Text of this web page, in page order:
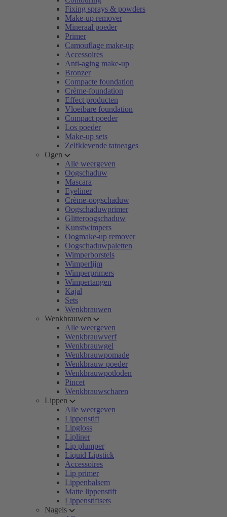
Fixing sprays & powders
Make-up remover
Mineraal poeder
Primer
Camouflage make-up
Accessoires
Anti-aging make-up
Bronzer
Compacte foundation
Crème-foundation
Effect producten
Vloeibare foundation
Compact poeder
Los poeder
Make-up sets
Zelfklevende tatoeages
Ogen
Alle weergeven
Oogschaduw
Mascara
Eyeliner
Crème-oogschaduw
Oogschaduwprimer
Glitteroogschaduw
Kunstwimpers
Oogmake-up remover
Oogschaduwpaletten
Wimperborstels
Wimperlijm
Wimperprimers
Wimpertangen
Kajal
Sets
Wenkbrauwen
Wenkbrauwen
Alle weergeven
Wenkbrauwverf
Wenkbrauwgel
Wenkbrauwpomade
Wenkbrauw poeder
Wenkbrauwpotloden
Pincet
Wenkbrauwscharen
Lippen
Alle weergeven
Lippenstift
Lipgloss
Lipliner
Lip plumper
Liquid Lipstick
Accessoires
Lip primer
Lippenbalsem
Matte lippenstift
Lippenstiftsets
Nagels